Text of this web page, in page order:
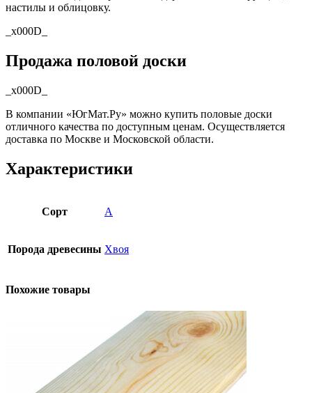
настилы и облицовку.
_x000D_
Продажа половой доски
_x000D_
В компании «ЮгМат.Ру» можно купить половые доски
отличного качества по доступным ценам. Осуществляется
доставка по Москве и Московской области.
Характеристики
Сорт А
Порода древесины Хвоя
Похожие товары